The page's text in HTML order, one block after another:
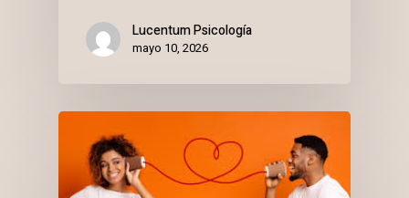
Lucentum Psicología
mayo 10, 2026